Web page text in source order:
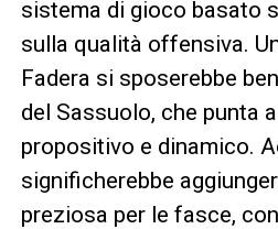
sistema di gioco basato
sulla qualità offensiva.
Fadera si sposerebbe
del Sassuolo, che punta
propositivo e dinamico.
significherebbe
preziosa per le fasce,